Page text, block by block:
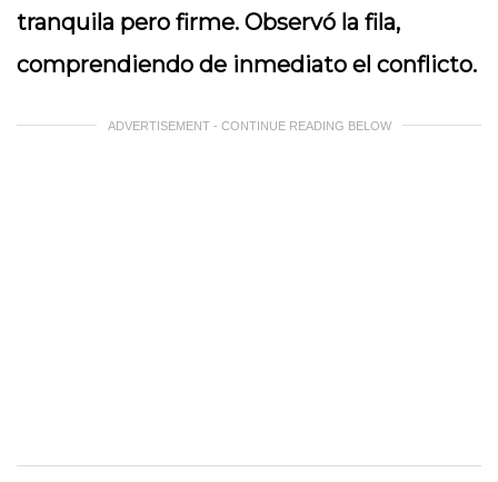
tranquila pero firme. Observó la fila,
comprendiendo de inmediato el conflicto.
ADVERTISEMENT - CONTINUE READING BELOW